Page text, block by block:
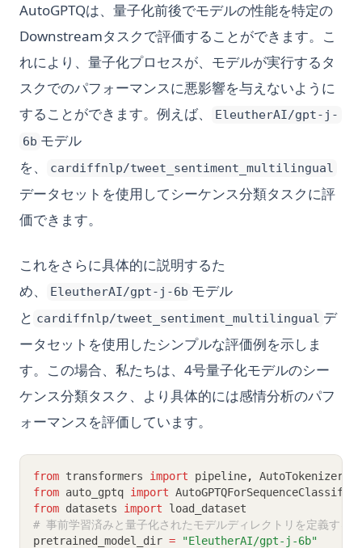
AutoGPTQは、量子化前後でモデルの性能を特定の
Downstreamタスクで評価することができます。こ
れにより、量子化プロセスが、モデルが実行するタ
スクでのパフォーマンスに悪影響を与えないように
することができます。例えば、
EleutherAI/gpt-j-
6b モデル
を、
cardiffnlp/tweet_sentiment_multilingual
データセットを使用してシーケンス分類タスクに評
価できます。
これをさらに具体的に説明するた
め、
EleutherAI/gpt-j-6b モデル
と cardiffnlp/tweet_sentiment_multilingual デ
ータセットを使用したシンプルな評価例を示しま
す。この場合、私たちは、4号量子化モデルのシー
ケンス分類タスク、より具体的には感情分析のパフ
ォーマンスを評価しています。
from transformers import pipeline,
AutoTokenizer
from auto_gptq import
from datasets import load_dataset
# 事前学習済みと量子化されたモデルディレクトリを定義する
pretrained_model_dir =
"EleutherAI/gpt-j-6b"